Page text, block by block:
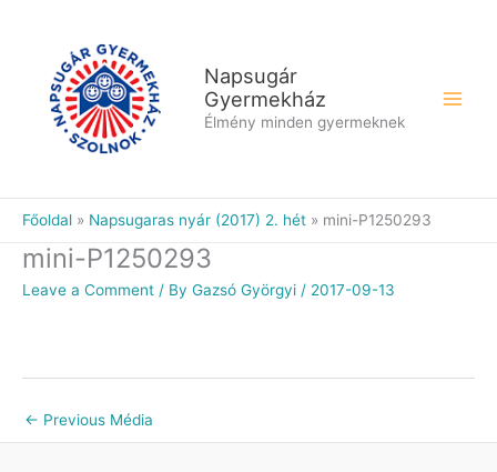
Napsugár
Gyermekház
Élmény minden gyermeknek
Főoldal Napsugaras nyár (2017) 2. hét mini-P1250293
mini-P1250293
Leave a Comment / By Gazsó Györgyi / 2017-09-13
← Previous Média